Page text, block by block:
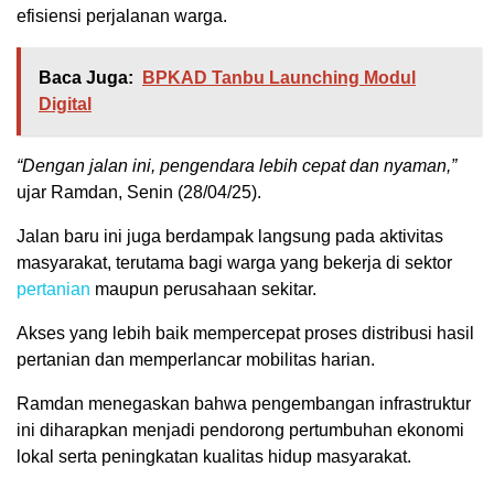
efisiensi perjalanan warga.
Baca Juga:
BPKAD Tanbu Launching Modul
Digital
“Dengan jalan ini, pengendara lebih cepat dan nyaman,”
ujar Ramdan, Senin (28/04/25).
Jalan baru ini juga berdampak langsung pada aktivitas
masyarakat, terutama bagi warga yang bekerja di sektor
pertanian maupun perusahaan sekitar.
Akses yang lebih baik mempercepat proses distribusi hasil
pertanian dan memperlancar mobilitas harian.
Ramdan menegaskan bahwa pengembangan infrastruktur
ini diharapkan menjadi pendorong pertumbuhan ekonomi
lokal serta peningkatan kualitas hidup masyarakat.